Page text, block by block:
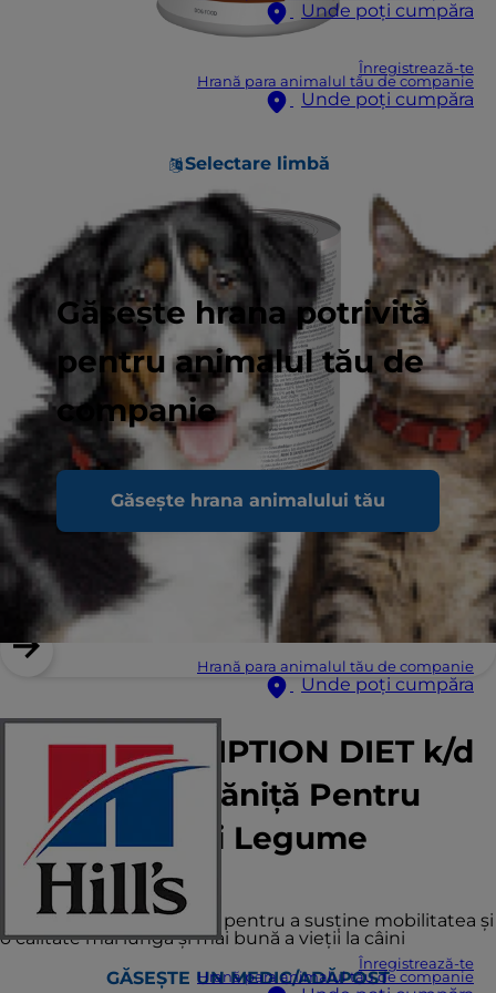
Unde poți cumpăra
Înregistrează-te
Hrană para animalul tău de companie
Unde poți cumpăra
Selectare limbă
Găsește hrana potrivită
pentru animalul tău de
companie
Găsește hrana animalului tău
Hrană para animalul tău de companie
Unde poți cumpăra
Înregistrează-te
Hrană para animalul tău de companie
Hill's PRESCRIPTION DIET k/d
+ Mobility Tocăniță Pentru
Câini cu Pui şi Legume
Adăugate
Nutriţie clinică delicioasă pentru a susţine mobilitatea şi
o calitate mai lungă şi mai bună a vieţii la câini
GĂSEȘTE UN MEDIC/ADĂPOST